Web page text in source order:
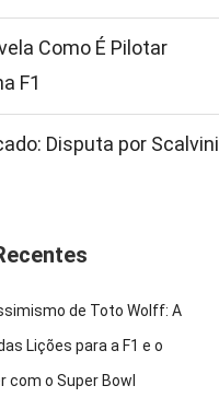
Como É Pilotar
F1
Disputa por Scalvini
de Toto Wolff: A
Lições para a F1 e o
com o Super Bowl